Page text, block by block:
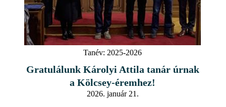
Tanév: 2025-2026
Gratulálunk Károlyi Attila tanár úrnak
a Kölcsey-éremhez!
2026. január 21.